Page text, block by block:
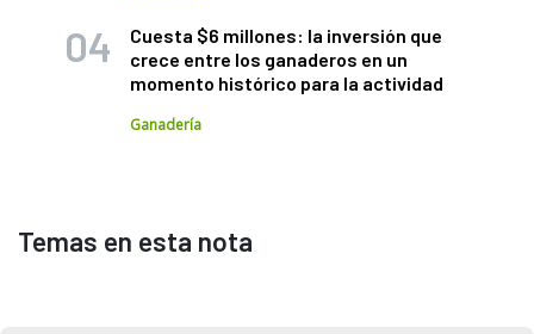
Cuesta $6 millones: la inversión que
crece entre los ganaderos en un
momento histórico para la actividad
Ganadería
Temas en esta nota